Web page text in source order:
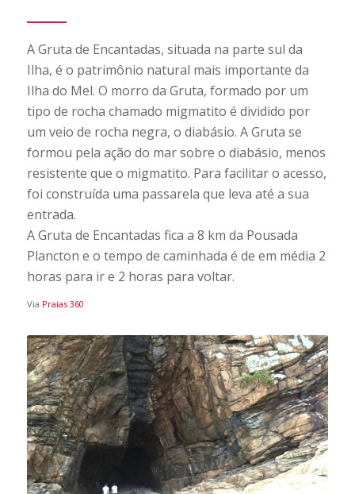
A Gruta de Encantadas, situada na parte sul da
Ilha, é o patrimônio natural mais importante da
Ilha do Mel. O morro da Gruta, formado por um
tipo de rocha chamado migmatito é dividido por
um veio de rocha negra, o diabásio. A Gruta se
formou pela ação do mar sobre o diabásio, menos
resistente que o migmatito. Para facilitar o acesso,
foi construída uma passarela que leva até a sua
entrada.
A Gruta de Encantadas fica a 8 km da Pousada
Plancton e o tempo de caminhada é de em média 2
horas para ir e 2 horas para voltar.
Via Praias 360